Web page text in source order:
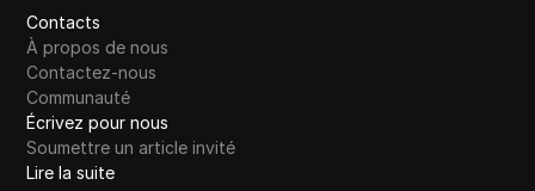
Contacts
À propos de nous
Contactez-nous
Communauté
Écrivez pour nous
Soumettre un article invité
Lire la suite